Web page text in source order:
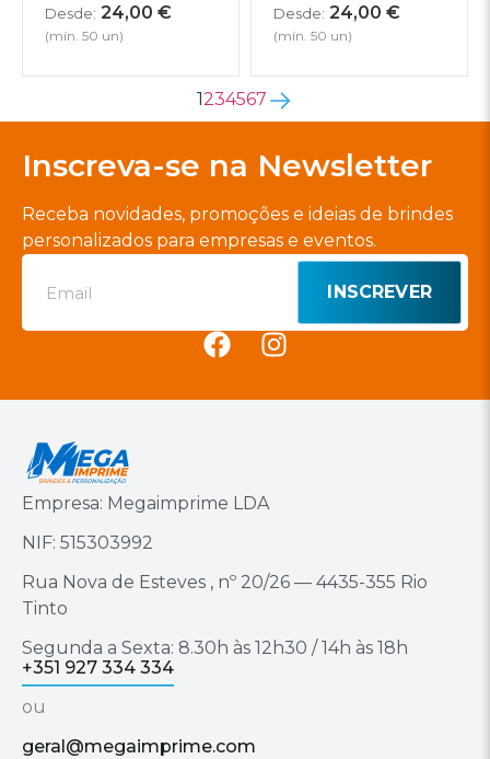
Desde: 24,00 €
(mín. 50 un)
Desde: 24,00 €
(mín. 50 un)
1234567
Inscreva-se na Newsletter
Receba novidades, promoções e ideias de brindes
personalizados para empresas e eventos.
INSCREVER
Empresa: Megaimprime LDA
NIF: 515303992
Rua Nova de Esteves , nº 20/26 — 4435-355 Rio
Tinto
Segunda a Sexta: 8.30h às 12h30 / 14h às 18h
+351 927 334 334
ou
geral@megaimprime.com